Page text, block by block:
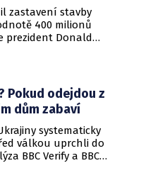
zastavení stavby
400 milionů
prezident Donald
Pokud odejdou z
dům zabaví
systematicky
válkou uprchli do
BBC Verify a BBC